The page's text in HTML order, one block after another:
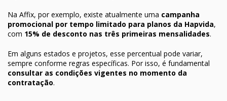
Na Affix, por exemplo, existe atualmente uma campanha
promocional por tempo limitado para planos da Hapvida,
com 15% de desconto nas três primeiras mensalidades.
Em alguns estados e projetos, esse percentual pode variar,
sempre conforme regras específicas. Por isso, é fundamental
consultar as condições vigentes no momento da
contratação.